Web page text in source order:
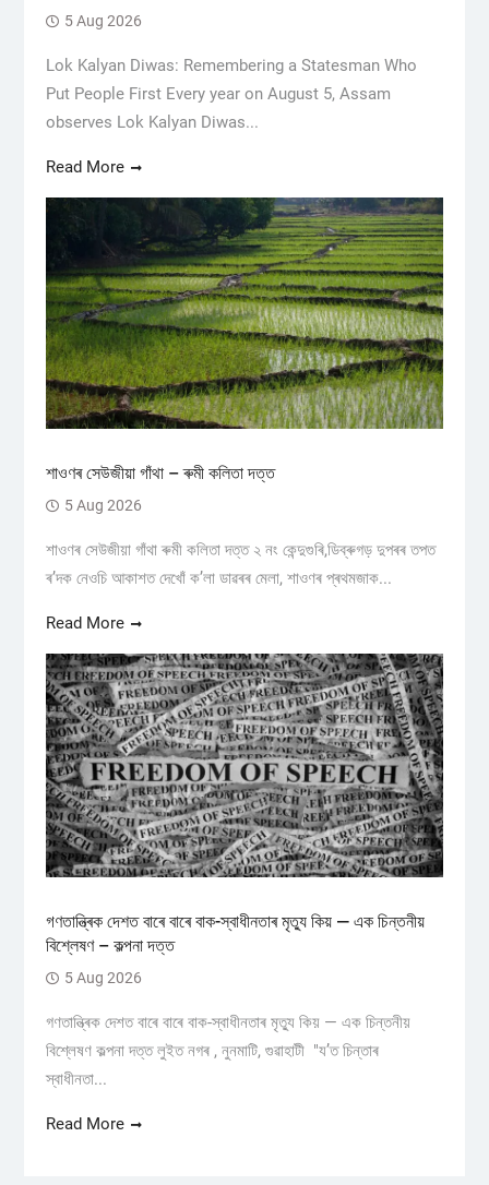
5 Aug 2026
Lok Kalyan Diwas: Remembering a Statesman Who
Put People First Every year on August 5, Assam
observes Lok Kalyan Diwas...
Read More
শাওণৰ সেউজীয়া গাঁথা – ৰুমী কলিতা দত্ত
5 Aug 2026
শাওণৰ সেউজীয়া গাঁথা ৰুমী কলিতা দত্ত ২ নং কেন্দুগুৰি,ডিব্ৰুগড় ​দুপৰৰ তপত
ৰ’দক নেওচি আকাশত দেখোঁ ক’লা ডাৱৰৰ মেলা, শাওণৰ প্ৰথমজাক...
Read More
গণতান্ত্ৰিক দেশত বাৰে বাৰে বাক-স্বাধীনতাৰ মৃত্যু কিয় — এক চিন্তনীয়
বিশ্লেষণ – কল্পনা দত্ত
5 Aug 2026
গণতান্ত্ৰিক দেশত বাৰে বাৰে বাক-স্বাধীনতাৰ মৃত্যু কিয় — এক চিন্তনীয়
বিশ্লেষণ কল্পনা দত্ত লুইত নগৰ , নুনমাটি, গুৱাহাটী "য’ত চিন্তাৰ
স্বাধীনতা...
Read More